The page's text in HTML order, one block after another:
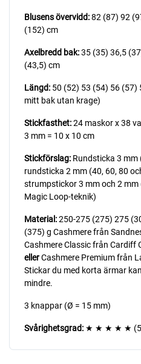
Blusens övervidd:82 (87) 92
(152) cm
Axelbredd bak:35 (35) 36,5
(43,5) cm
Längd: 50 (52) 53 (54) 56
mitt bak utan krage)
Stickfasthet:24 maskor x 38
3 mm = 10 x 10 cm
Stickförslag: Rundsticka 3 mm
rundsticka 2 mm (40, 60, 80
strumpstickor 3 mm och 2 mm
Magic Loop-teknik)
Material:250-275 (275) 275
(375) g Cashmere från
Cashmere Classic från Cardiff
ellerCashmere Premium från
Stickar du med korta ärmar
mindre.
3 knappar (Ø = 15 mm)
Svårighetsgrad: ★ ★ ★ ★ ★ (5